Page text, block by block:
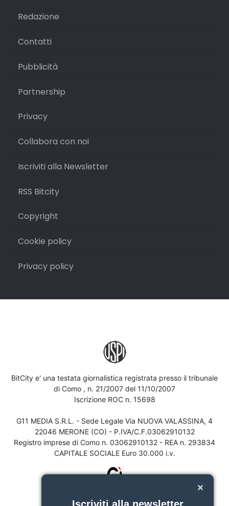
Redazione
Contatti
Pubblicità
Partnership
Privacy
Collabora con noi
Iscriviti alla Newsletter
RSS Bitcity
Copyright
Cookie policy
Privacy policy
BitCity e' una testata giornalistica registrata presso il tribunale
di Como , n. 21/2007 del 11/10/2007
Iscrizione ROC n. 15698
G11 MEDIA S.R.L. - Sede Legale Via NUOVA VALASSINA, 4
22046 MERONE (CO) - P.IVA/C.F.03062910132
Registro imprese di Como n. 03062910132 - REA n. 293834
CAPITALE SOCIALE Euro 30.000 i.v.